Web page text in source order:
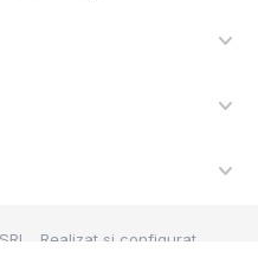
Realizat si configurat